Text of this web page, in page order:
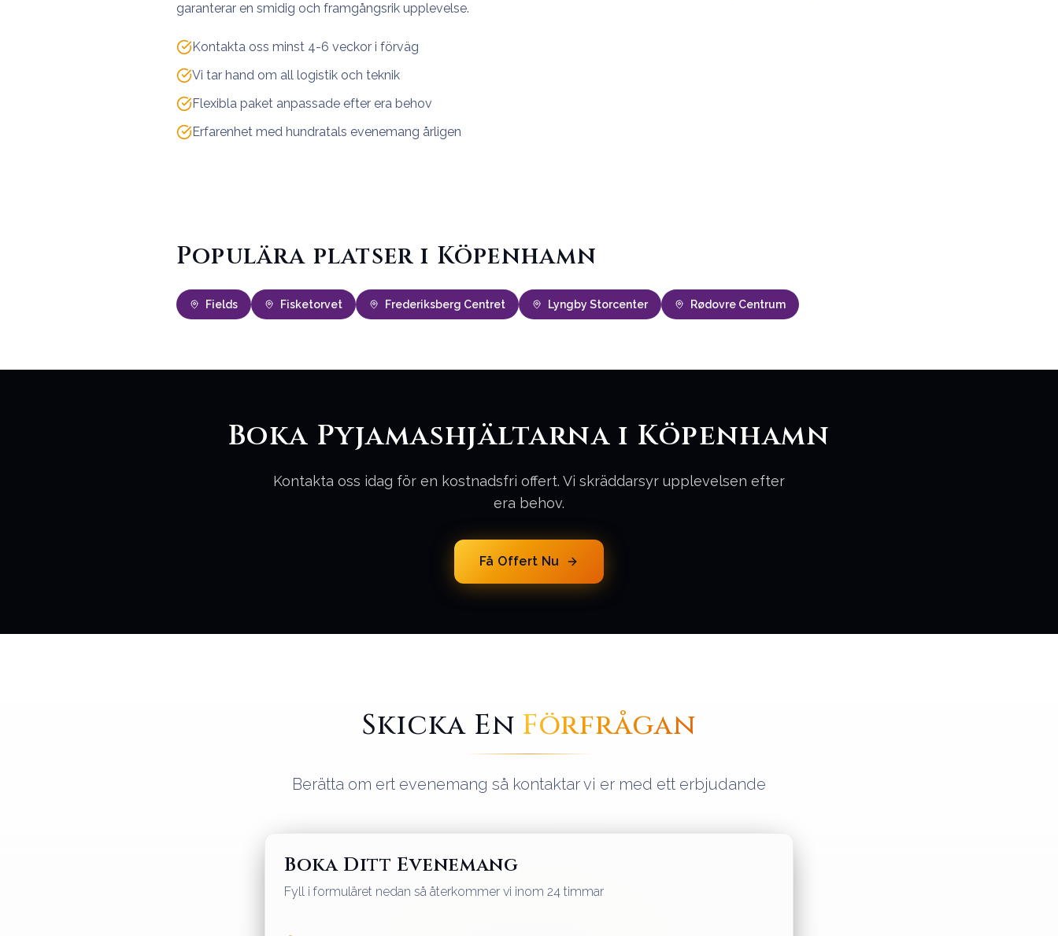
garanterar en smidig och framgångsrik upplevelse.
Kontakta oss minst 4-6 veckor i förväg
Vi tar hand om all logistik och teknik
Flexibla paket anpassade efter era behov
Erfarenhet med hundratals evenemang årligen
Populära platser i Köpenhamn
Fields Fisketorvet Frederiksberg Centret Lyngby Storcenter Rødovre Centrum
Boka Pyjamashjältarna i Köpenhamn
Kontakta oss idag för en kostnadsfri offert. Vi skräddarsyr upplevelsen efter
era behov.
Få Offert Nu
Skicka En Förfrågan
Berätta om ert evenemang så kontaktar vi er med ett erbjudande
Boka Ditt Evenemang
Fyll i formuläret nedan så återkommer vi inom 24 timmar